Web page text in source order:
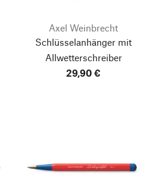
Axel Weinbrecht
Schlüsselanhänger mit
Allwetterschreiber
29,90 €